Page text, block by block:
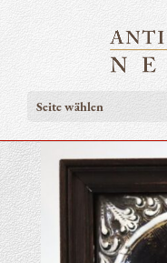
Seite wählen